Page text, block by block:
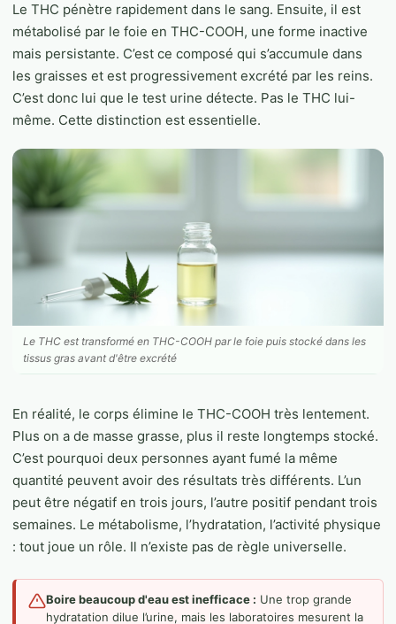
Le THC pénètre rapidement dans le sang. Ensuite, il est
métabolisé par le foie en THC-COOH, une forme inactive
mais persistante. C’est ce composé qui s’accumule dans
les graisses et est progressivement excrété par les reins.
C’est donc lui que le test urine détecte. Pas le THC lui-
même. Cette distinction est essentielle.
Le THC est transformé en THC-COOH par le foie puis stocké dans les
tissus gras avant d'être excrété
En réalité, le corps élimine le THC-COOH très lentement.
Plus on a de masse grasse, plus il reste longtemps stocké.
C’est pourquoi deux personnes ayant fumé la même
quantité peuvent avoir des résultats très différents. L’un
peut être négatif en trois jours, l’autre positif pendant trois
semaines. Le métabolisme, l’hydratation, l’activité physique
: tout joue un rôle. Il n’existe pas de règle universelle.
Boire beaucoup d'eau est inefficace : Une trop grande
hydratation dilue l’urine, mais les laboratoires mesurent la